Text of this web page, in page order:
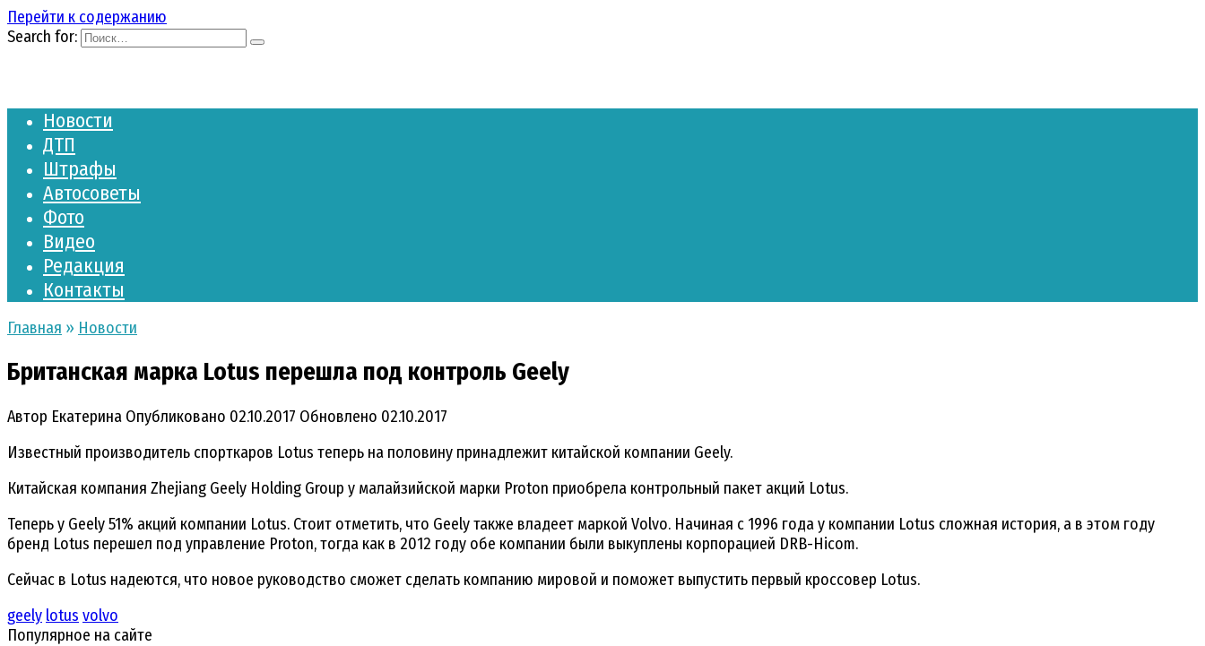
Перейти к содержанию
Search for:
Новости
ДТП
Штрафы
Автосоветы
Фото
Видео
Редакция
Контакты
Главная » Новости
Британская марка Lotus перешла под контроль Geely
Автор Екатерина Опубликовано 02.10.2017 Обновлено 02.10.2017
Известный производитель спорткаров Lotus теперь на половину принадлежит китайской компании Geely.
Китайская компания Zhejiang Geely Holding Group у малайзийской марки Proton приобрела контрольный пакет акций Lotus.
Теперь у Geely 51% акций компании Lotus. Стоит отметить, что Geely также владеет маркой Volvo. Начиная с 1996 года у компании Lotus сложная история, а в этом году
бренд Lotus перешел под управление Proton, тогда как в 2012 году обе компании были выкуплены корпорацией DRB-Hicom.
Сейчас в Lotus надеются, что новое руководство сможет сделать компанию мировой и поможет выпустить первый кроссовер Lotus.
geely lotus volvo
Популярное на сайте